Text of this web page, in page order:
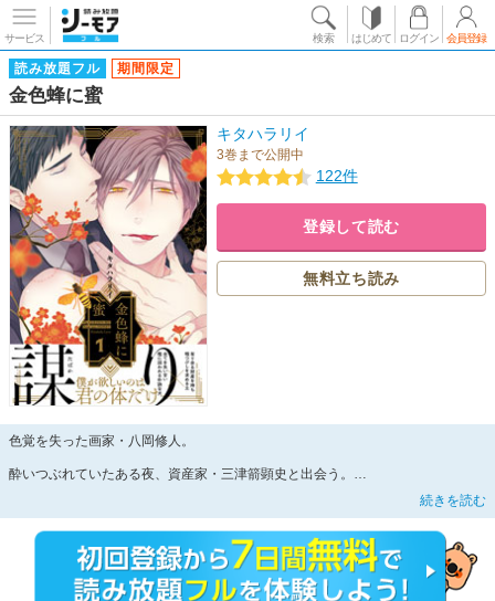
サービス 検索 はじめて ログイン 会員登録
読み放題フル 期間限定
金色蜂に蜜
キタハラリイ
3巻まで公開中
122件
登録して読む
無料立ち読み
色覚を失った画家・八岡修人。
酔いつぶれていたある夜、資産家・三津箭顕史と出会う。
身分に分け隔てなく物腰がやわらかい姿に親しみを覚える。
だが、夜も深まる館、漏れ聞こえる声に誘われ見てしまう──彼の歪んだ性癖
続きを読む